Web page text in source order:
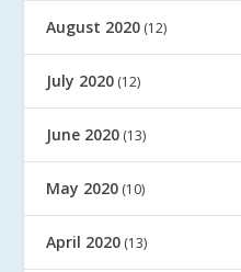
August 2020 (12)
July 2020 (12)
June 2020 (13)
May 2020 (10)
April 2020 (13)